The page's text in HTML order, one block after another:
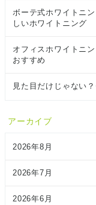
ボーテ式ホワイトニ
しいホワイトニング
オフィスホワイトニ
おすすめ
見た目だけじゃない
アーカイブ
2026年8月
2026年7月
2026年6月